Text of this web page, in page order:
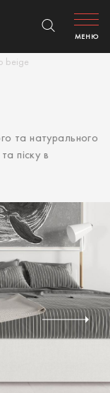
beige
МЕНЮ
та натурального
піску в